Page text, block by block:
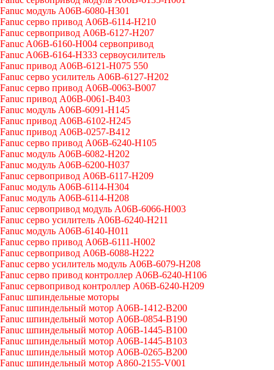
Fanuc модуль A06B-6080-H301
Fanuc серво привод A06B-6114-H210
Fanuc сервопривод A06B-6127-H207
Fanuc A06B-6160-H004 сервопривод
Fanuc A06B-6164-H333 сервоусилитель
Fanuc привод A06B-6121-H075 550
Fanuc серво усилитель A06B-6127-H202
Fanuc серво привод A06B-0063-B007
Fanuc привод A06B-0061-B403
Fanuc модуль A06B-6091-H145
Fanuc привод A06B-6102-H245
Fanuc привод A06B-0257-B412
Fanuc серво привод A06B-6240-H105
Fanuc модуль A06B-6082-H202
Fanuc модуль A06B-6200-H037
Fanuc сервопривод A06B-6117-H209
Fanuc модуль A06B-6114-H304
Fanuc модуль A06B-6114-H208
Fanuc сервопривод модуль A06B-6066-H003
Fanuc серво усилитель A06B-6240-H211
Fanuc модуль A06B-6140-H011
Fanuc серво привод A06B-6111-H002
Fanuc сервопривод A06B-6088-H222
Fanuc серво усилитель модуль A06B-6079-H208
Fanuc серво привод контроллер A06B-6240-H106
Fanuc сервопривод контроллер A06B-6240-H209
Fanuc шпиндельные моторы
Fanuc шпиндельный мотор A06B-1412-B200
Fanuc шпиндельный мотор A06B-0854-B190
Fanuc шпиндельный мотор A06B-1445-B100
Fanuc шпиндельный мотор A06B-1445-B103
Fanuc шпиндельный мотор A06B-0265-B200
Fanuc шпиндельный мотор A860-2155-V001